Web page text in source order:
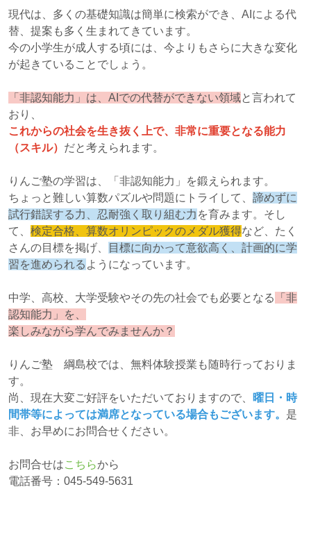
現代は、多くの基礎知識は簡単に検索ができ、AIによる代
替、提案も多く生まれてきています。
今の小学生が成人する頃には、今よりもさらに大きな変化
が起きていることでしょう。
「非認知能力」は、AIでの代替ができない領域と言われて
おり、
これからの社会を生き抜く上で、非常に重要となる能力
（スキル） だと考えられます。
りんご塾の学習は、「非認知能力」を鍛えられます。
ちょっと難しい算数パズルや問題にトライして、 諦めずに
試行錯誤する力、忍耐強く取り組む力 を育みます。そし
て、 検定合格、算数オリンピックのメダル獲得など、たく
さんの目標を掲げ、
目標に向かって意欲高く、計画的に学
習を進められる ようになっています。
中学、高校、大学受験やその先の社会でも必要となる
「非
認知能力」を、
楽しみながら学んでみませんか？
りんご塾 綱島校では、無料体験授業も随時行っておりま
す。
尚、現在大変ご好評をいただいておりますので、
曜日・時
間帯等によっては満席となっている場合もございます。 是
非、お早めにお問合せください。
お問合せはこちらから
電話番号：045-549-5631